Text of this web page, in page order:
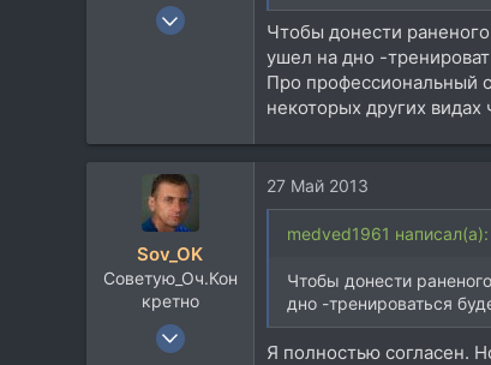
24 Сен 2005
Москва
Чтобы донести
ушел на дно -
Про профессиональный
некоторых других
Sov_OK
Советую_Оч.Кон
кретно
4 Янв 2007
27 Май 2013
medved1961 написал(а):
Чтобы донести
дно -тренироваться
Я полностью согласен.